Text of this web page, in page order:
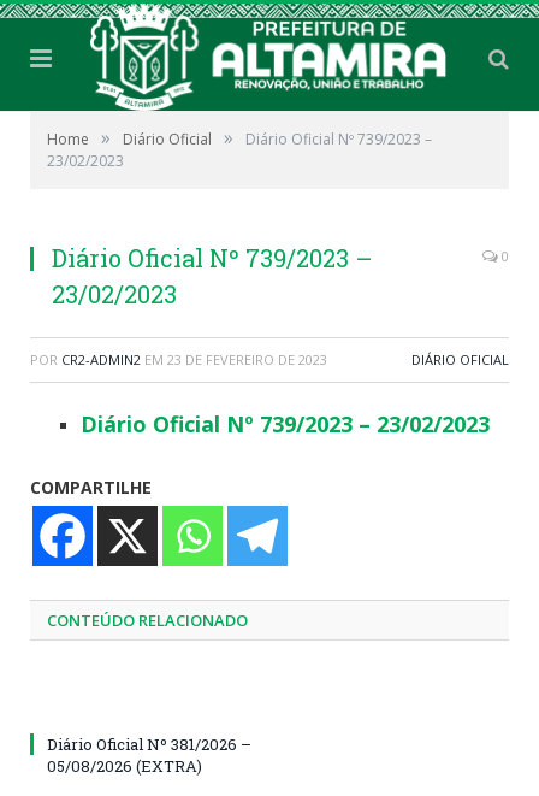
Home » Diário Oficial »
Diário Oficial Nº 739/2023 –
23/02/2023
Diário Oficial Nº 739/2023 –
23/02/2023
0
POR CR2-ADMIN2 EM 23 DE FEVEREIRO DE 2023 DIÁRIO OFICIAL
Diário Oficial Nº 739/2023 – 23/02/2023
COMPARTILHE
CONTEÚDO RELACIONADO
Diário Oficial Nº 381/2026 –
05/08/2026 (EXTRA)